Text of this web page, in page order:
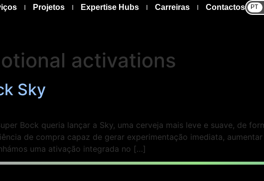
Projetos Expertise Hubs Carreiras Contactos PT
activations
Sky
Bock queria lançar a Sky, uma cerveja mais leve e suave, de
de compra capaz de gerar experimentação imediata,
uma ativação integrada no […]